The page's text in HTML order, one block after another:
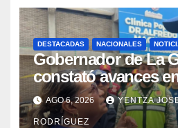
DESTACADAS NACIONALES
Gobernador de La
constató avances
rehabilitación del
Catia la Mar
AGO 6, 2026 YENTZA
RODRÍGUEZ